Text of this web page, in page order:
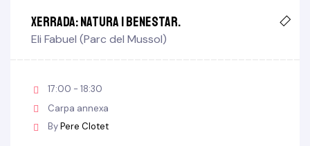
Xerrada: Natura i benestar.
Eli Fabuel (Parc del Mussol)
17:00 - 18:30
Carpa annexa
ByPere Clotet